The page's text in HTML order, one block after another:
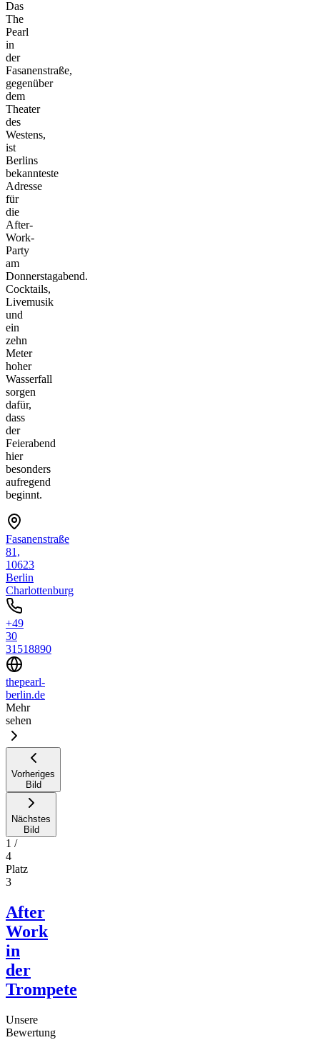
Das
The
Pearl
in
der
Fasanenstraße,
gegenüber
dem
Theater
des
Westens,
ist
Berlins
bekannteste
Adresse
für
die
After-
Work-
Party
am
Donnerstagabend.
Cocktails,
Livemusik
und
ein
zehn
Meter
hoher
Wasserfall
sorgen
dafür,
dass
der
Feierabend
hier
besonders
aufregend
beginnt.
Fasanenstraße
81,
10623
Berlin
Charlottenburg
+49
30
31518890
thepearl-
berlin.de
Mehr
sehen
Vorheriges
Bild
Nächstes
Bild
1 /
4
Platz
3
After
Work
in
der
Trompete
Unsere
Bewertung